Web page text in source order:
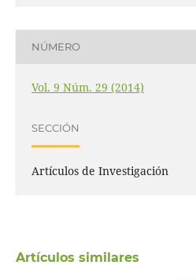
NÚMERO
Vol. 9 Núm. 29 (2014)
SECCIÓN
Artículos de Investigación
Artículos similares